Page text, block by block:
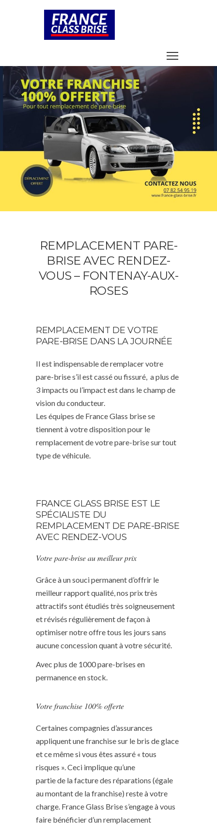
REMPLACEMENT PARE-
BRISE AVEC RENDEZ-
VOUS – FONTENAY-AUX-
ROSES
REMPLACEMENT DE VOTRE
PARE-BRISE DANS LA JOURNÉE
Il est indispensable de remplacer votre
pare-brise s’il est cassé ou fissuré, a plus de
3 impacts ou l’impact est dans le champ de
vision du conducteur.
Les équipes de France Glass brise se
tiennent à votre disposition pour le
remplacement de votre pare-brise sur tout
type de véhicule.
FRANCE GLASS BRISE EST LE
SPÉCIALISTE DU
REMPLACEMENT DE PARE-BRISE
AVEC RENDEZ-VOUS
Votre pare-brise au meilleur prix
Grâce à un souci permanent d’offrir le
meilleur rapport qualité, nos prix très
attractifs sont étudiés très soigneusement
et révisés régulièrement de façon à
optimiser notre offre tous les jours sans
aucune concession quant à votre sécurité.
Avec plus de 1000 pare-brises en
permanence en stock.
Votre franchise 100% offerte
Certaines compagnies d’assurances
appliquent une franchise sur le bris de glace
et ce même si vous êtes assuré « tous
risques ». Ceci implique qu’une
partie de la facture des réparations (égale
au montant de la franchise) reste à votre
charge. France Glass Brise s’engage à vous
faire bénéficier d’un remplacement